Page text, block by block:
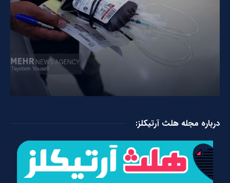
درباره مجله هلث آرتیکلز: